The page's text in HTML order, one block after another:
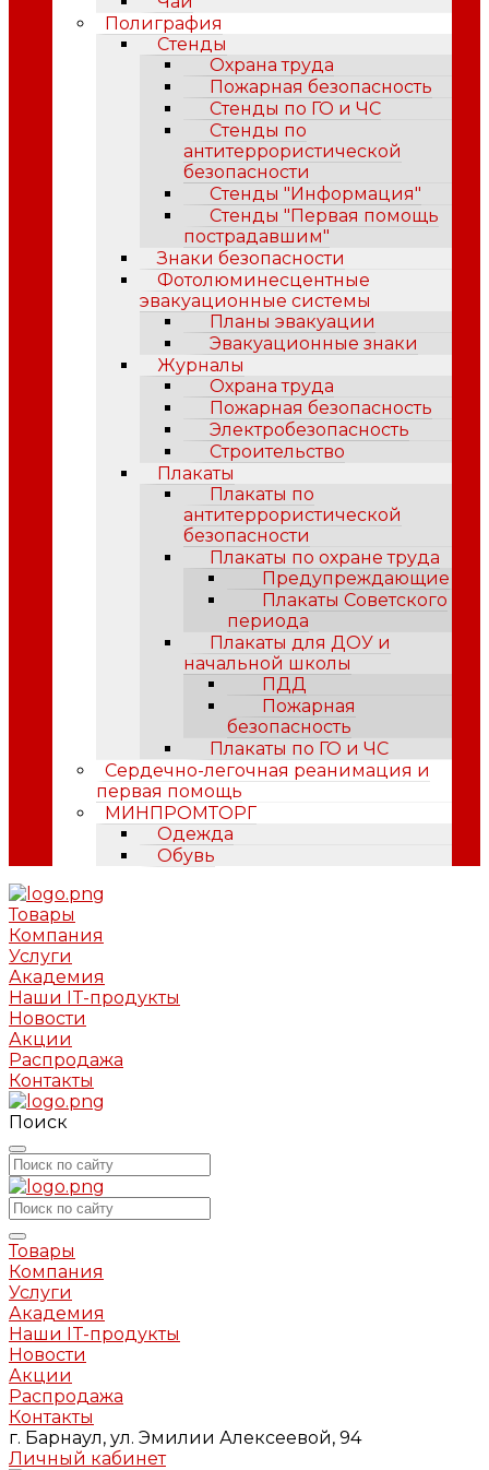
Полиграфия
Стенды
Охрана труда
Пожарная безопасность
Стенды по ГО и ЧС
Стенды по
антитеррористической
безопасности
Стенды "Информация"
Стенды "Первая помощь
пострадавшим"
Знаки безопасности
Фотолюминесцентные
эвакуационные системы
Планы эвакуации
Эвакуационные знаки
Журналы
Охрана труда
Пожарная безопасность
Электробезопасность
Строительство
Плакаты
Плакаты по
антитеррористической
безопасности
Плакаты по охране труда
Предупреждающие
Плакаты Советского
периода
Плакаты для ДОУ и
начальной школы
ПДД
Пожарная
безопасность
Плакаты по ГО и ЧС
Сердечно-легочная реанимация и
первая помощь
МИНПРОМТОРГ
Одежда
Обувь
Товары
Компания
Услуги
Академия
Наши IT-продукты
Новости
Акции
Распродажа
Контакты
Поиск
Товары
Компания
Услуги
Академия
Наши IT-продукты
Новости
Акции
Распродажа
Контакты
г. Барнаул, ул. Эмилии Алексеевой, 94
Личный кабинет